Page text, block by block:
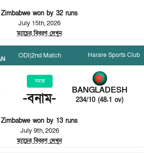
Zimbabwe won by 32 runs
July 15th, 2026
ম্যাচের বিবরণ দেখুন
ODI|2nd Match Harare Sports Club
সমাপ্ত
-বনাম- BANGLADESH
234/10 (48.1 ov)
Zimbabwe won by 13 runs
July 9th, 2026
ম্যাচের বিবরণ দেখুন